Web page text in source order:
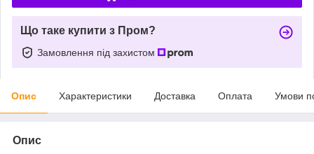
Що таке купити з Пром?
Замовлення під захистом
Опис Характеристики Доставка Оплата Умови
Опис